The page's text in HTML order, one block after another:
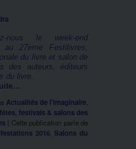
nous le week-end
au 27ème Festilivres,
du livre et salon de
des auteurs, éditeurs
du livre.
Actualités de l'imaginaire
festivals & salons des
| Cette publication parle de
2016, Salons du